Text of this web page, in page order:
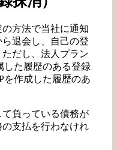
方法で当社に通知
退会し、自己の登
だし、法人プラン
した履歴のある登録
を作成した履歴のあ
負っている債務が
支払を行わなけれ